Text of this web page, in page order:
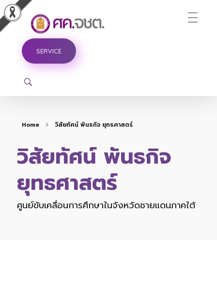
ศูนย์ขับเคลื่อนการศึกษาในจังหวัดชายแดนภาคใต้
SERVICE
Home วิสัยทัศน์ พันธกิจ ยุทธศาสตร์
วิสัยทัศน์ พันธกิจ
ยุทธศาสตร์
ศูนย์ขับเคลื่อนการศึกษาในจังหวัดชายแดนภาคใต้